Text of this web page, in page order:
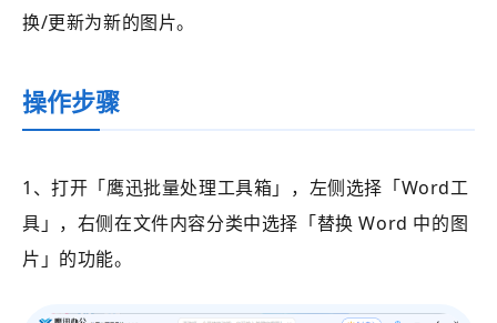
换/更新为新的图片。
操作步骤
1、打开 「鹰迅批量处理工具箱」 ，左侧选择 「Word工
具」 ，右侧在文件内容分类中选择 「替换 Word 中的图
片 」的功能。